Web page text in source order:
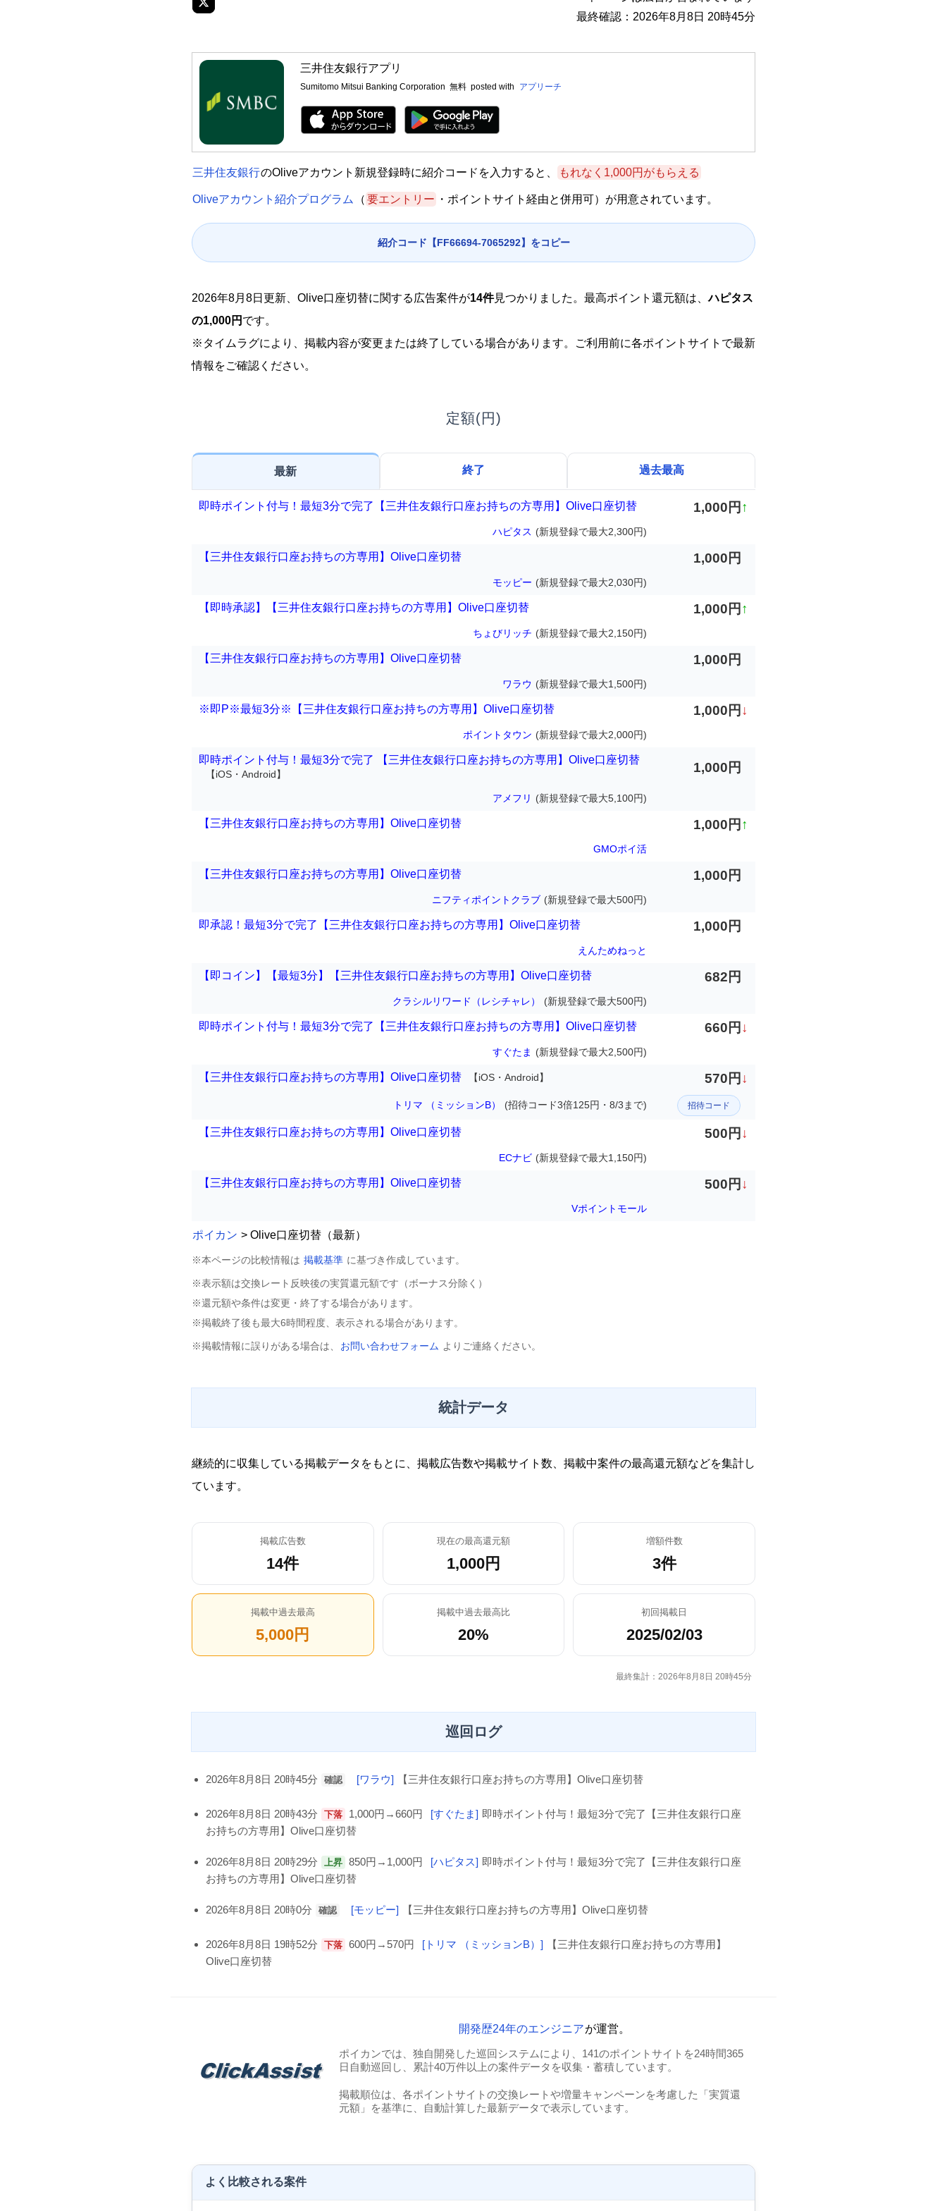
最終確認：2026年8月8日 20時45分
三井住友銀行アプリ
Sumitomo Mitsui Banking Corporation 無料 posted with アプリーチ
三井住友銀行のOliveアカウント新規登録時に紹介コードを入力すると、 もれなく1,000円がもらえる
Oliveアカウント紹介プログラム （ 要エントリー ・ポイントサイト経由と併用可）が用意されています。
紹介コード【FF66694-7065292】をコピー
2026年8月8日更新、Olive口座切替に関する広告案件が14件見つかりました。最高ポイント還元額は、ハピタス
の1,000円 です。
※タイムラグにより、掲載内容が変更または終了している場合があります。ご利用前に各ポイントサイトで最新
情報をご確認ください。
定額(円)
最新 終了 過去最高
即時ポイント付与！最短3分で完了【三井住友銀行口座お持ちの方専用】Olive口座切替 1,000円 ↑
ハピタス (新規登録で最大2,300円)
【三井住友銀行口座お持ちの方専用】Olive口座切替 1,000円
モッピー (新規登録で最大2,030円)
【即時承認】【三井住友銀行口座お持ちの方専用】Olive口座切替 1,000円 ↑
ちょびリッチ (新規登録で最大2,150円)
【三井住友銀行口座お持ちの方専用】Olive口座切替 1,000円
ワラウ (新規登録で最大1,500円)
※即P※最短3分※【三井住友銀行口座お持ちの方専用】Olive口座切替 1,000円 ↓
ポイントタウン (新規登録で最大2,000円)
即時ポイント付与！最短3分で完了 【三井住友銀行口座お持ちの方専用】Olive口座切替
【iOS・Android】 1,000円
アメフリ (新規登録で最大5,100円)
【三井住友銀行口座お持ちの方専用】Olive口座切替 1,000円 ↑
GMOポイ活
【三井住友銀行口座お持ちの方専用】Olive口座切替 1,000円
ニフティポイントクラブ (新規登録で最大500円)
即承認！最短3分で完了【三井住友銀行口座お持ちの方専用】Olive口座切替 1,000円
えんためねっと
【即コイン】【最短3分】【三井住友銀行口座お持ちの方専用】Olive口座切替 682円
クラシルリワード（レシチャレ） (新規登録で最大500円)
即時ポイント付与！最短3分で完了【三井住友銀行口座お持ちの方専用】Olive口座切替 660円 ↓
すぐたま (新規登録で最大2,500円)
【三井住友銀行口座お持ちの方専用】Olive口座切替 【iOS・Android】 570円 ↓
トリマ （ミッションB） (招待コード3倍125円・8/3まで) 招待コード
【三井住友銀行口座お持ちの方専用】Olive口座切替 500円 ↓
ECナビ (新規登録で最大1,150円)
【三井住友銀行口座お持ちの方専用】Olive口座切替 500円 ↓
Vポイントモール
ポイカン > Olive口座切替（最新）
※本ページの比較情報は 掲載基準 に基づき作成しています。
※表示額は交換レート反映後の実質還元額です（ボーナス分除く）
※還元額や条件は変更・終了する場合があります。
※掲載終了後も最大6時間程度、表示される場合があります。
※掲載情報に誤りがある場合は、 お問い合わせフォーム よりご連絡ください。
統計データ
継続的に収集している掲載データをもとに、掲載広告数や掲載サイト数、掲載中案件の最高還元額などを集計し
ています。
掲載広告数
14件
現在の最高還元額
1,000円
増額件数
3件
掲載中過去最高
5,000円
掲載中過去最高比
20%
初回掲載日
2025/02/03
最終集計：2026年8月8日 20時45分
巡回ログ
2026年8月8日 20時45分 確認 [ワラウ] 【三井住友銀行口座お持ちの方専用】Olive口座切替
2026年8月8日 20時43分 下落 1,000円→660円 [すぐたま] 即時ポイント付与！最短3分で完了【三井住友銀行口座
お持ちの方専用】Olive口座切替
2026年8月8日 20時29分 上昇 850円→1,000円 [ハピタス] 即時ポイント付与！最短3分で完了【三井住友銀行口座
お持ちの方専用】Olive口座切替
2026年8月8日 20時0分 確認 [モッピー] 【三井住友銀行口座お持ちの方専用】Olive口座切替
2026年8月8日 19時52分 下落 600円→570円 [トリマ （ミッションB）]
【三井住友銀行口座お持ちの方専用】
Olive口座切替
開発歴24年のエンジニアが運営。
ポイカンでは、独自開発した巡回システムにより、141のポイントサイトを24時間365
日自動巡回し、累計40万件以上の案件データを収集・蓄積しています。
掲載順位は、各ポイントサイトの交換レートや増量キャンペーンを考慮した「実質還
元額」を基準に、自動計算した最新データで表示しています。
よく比較される案件